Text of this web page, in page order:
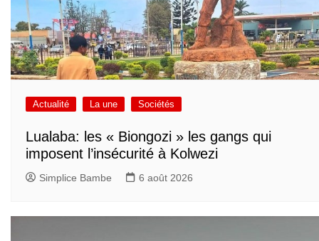
Actualité La une Sociétés
Lualaba: les « Biongozi » les gangs qui
imposent l’insécurité à Kolwezi
Simplice Bambe 6 août 2026